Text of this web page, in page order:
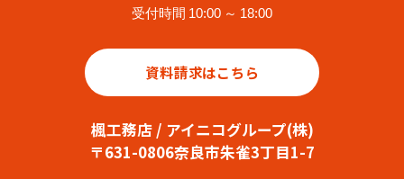
受付時間 10:00 ～ 18:00
資料請求はこちら
楓工務店 / アイニコグループ(株)
〒631-0806奈良市朱雀3丁目1-7